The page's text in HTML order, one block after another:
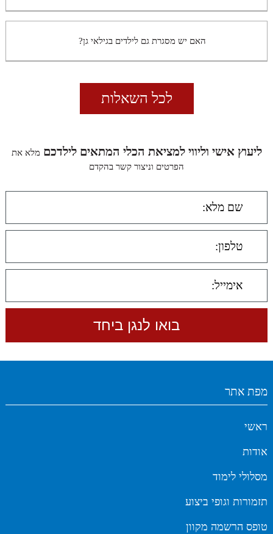
האם יש מסגרת גם לילדים בגילאי גן?
לכל השאלות
ליעוץ אישי וליווי למציאת הכלי המתאים לילדכם מלא את
הפרטים וניצור קשר בהקדם
מפת אתר
ראשי
אודות
מסלולי לימוד
תזמורות וגופי ביצוע
טופס הרשמה מקוון